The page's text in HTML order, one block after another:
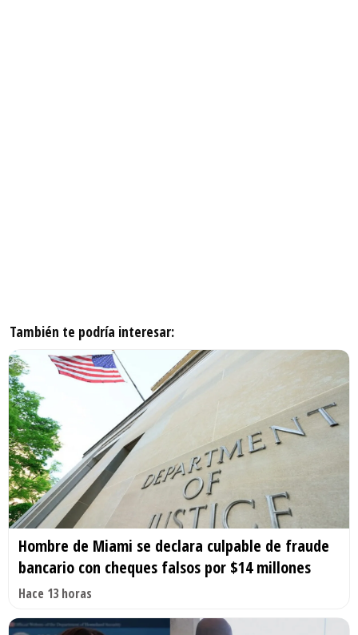
También te podría interesar:
Hombre de Miami se declara culpable de fraude
bancario con cheques falsos por $14 millones
Hace 13 horas